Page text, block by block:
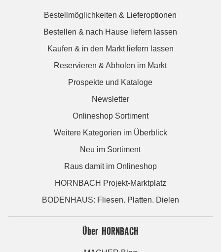
Bestellmöglichkeiten & Lieferoptionen
Bestellen & nach Hause liefern lassen
Kaufen & in den Markt liefern lassen
Reservieren & Abholen im Markt
Prospekte und Kataloge
Newsletter
Onlineshop Sortiment
Weitere Kategorien im Überblick
Neu im Sortiment
Raus damit im Onlineshop
HORNBACH Projekt-Marktplatz
BODENHAUS: Fliesen. Platten. Dielen
Über HORNBACH